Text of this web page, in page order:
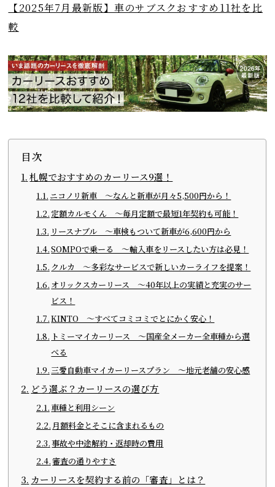
【2025年7月最新版】車のサブスクおすすめ11社を比
較
目次
札幌でおすすめのカーリース9選！
ニコノリ新車 ～なんと新車が月々5,500円から！
定額カルモくん 〜毎月定額で最短1年契約も可能！
リースナブル ～車検もついて新車が6,600円から
SOMPOで乗ーる ～輸入車をリースしたい方は必見！
クルカ ～多彩なサービスで新しいカーライフを提案！
オリックスカーリース ～40年以上の実績と充実のサー
ビス！
KINTO ～すべてコミコミでとにかく安心！
トミーマイカーリース ～国産全メーカー全車種から選
べる
三愛自動車マイカーリースプラン ～地元老舗の安心感
どう選ぶ？カーリースの選び方
車種と利用シーン
月額料金とそこに含まれるもの
事故や中途解約・返却時の費用
審査の通りやすさ
カーリースを契約する前の「審査」とは？